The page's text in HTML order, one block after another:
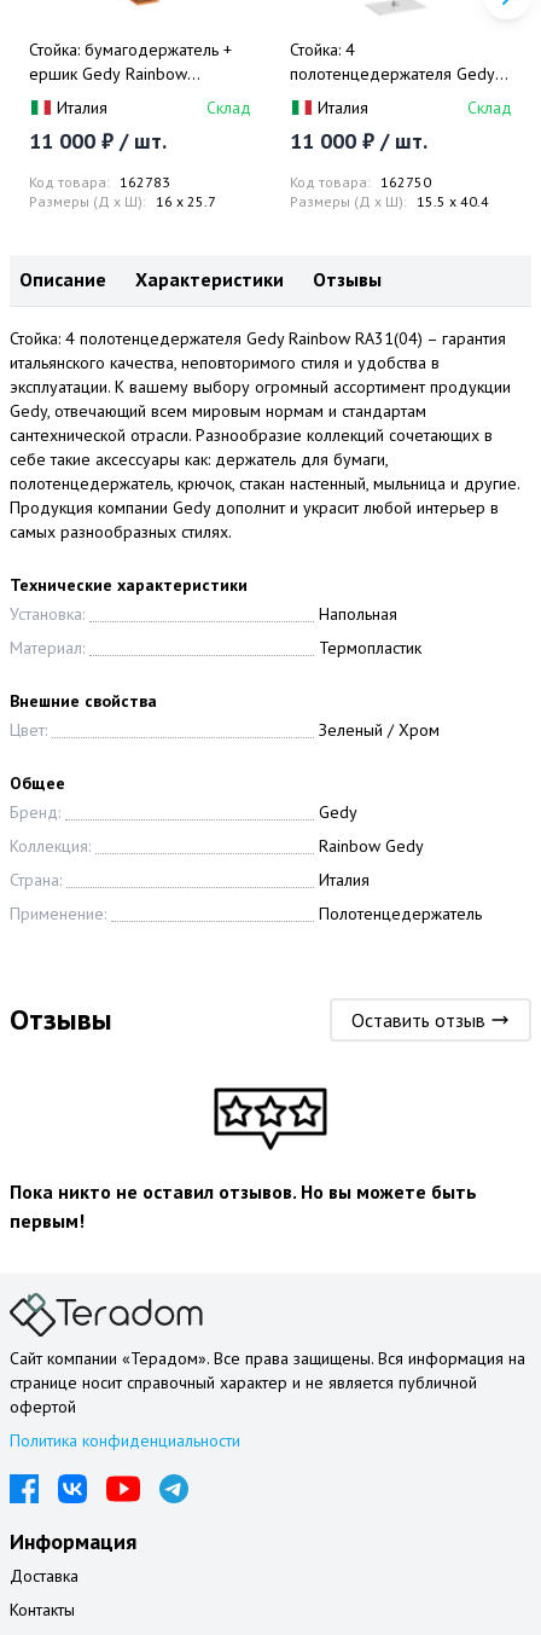
Стойка: бумагодержатель +
ершик Gedy Rainbow
RA32(67)
Италия Склад
11 000 ₽ / шт.
Код товара: 162783
Размеры (Д x Ш): 16 x 25.7
Стойка: 4
полотенцедержателя Gedy
Rainbow RA31(02)
Италия Склад
11 000 ₽ / шт.
Код товара: 162750
Размеры (Д x Ш): 15.5 x 40.4
Описание Характеристики Отзывы
Стойка: 4 полотенцедержателя Gedy Rainbow RA31(04) – гарантия
итальянского качества, неповторимого стиля и удобства в
эксплуатации. К вашему выбору огромный ассортимент продукции
Gedy, отвечающий всем мировым нормам и стандартам
сантехнической отрасли. Разнообразие коллекций сочетающих в
себе такие аксессуары как: держатель для бумаги,
полотенцедержатель, крючок, стакан настенный, мыльница и другие.
Продукция компании Gedy дополнит и украсит любой интерьер в
самых разнообразных стилях.
Технические характеристики
Установка:
Напольная
Материал:
Термопластик
Внешние свойства
Цвет:
Зеленый / Хром
Общее
Бренд:
Gedy
Коллекция:
Rainbow Gedy
Страна:
Италия
Применение:
Полотенцедержатель
Отзывы Оставить отзыв
Пока никто не оставил отзывов. Но вы можете быть
первым!
Сайт компании «Терадом». Все права защищены. Вся информация на
странице носит справочный характер и не является публичной
офертой
Политика конфиденциальности
Информация
Доставка
Контакты